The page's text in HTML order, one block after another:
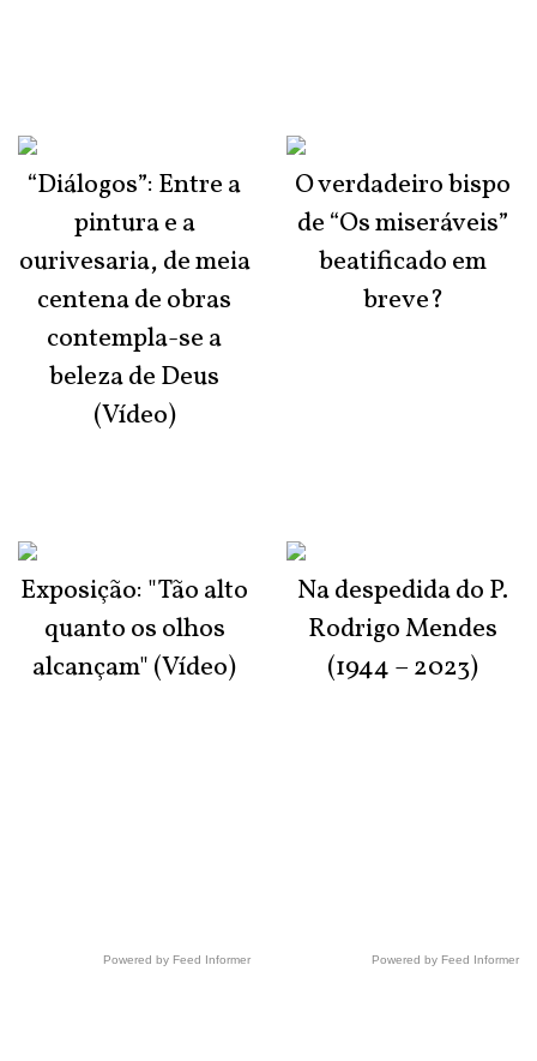
“Diálogos”: Entre a
pintura e a
ourivesaria, de meia
centena de obras
contempla-se a
beleza de Deus
(Vídeo)
Exposição: "Tão alto
quanto os olhos
alcançam" (Vídeo)
Powered by Feed Informer
O verdadeiro bispo
de “Os miseráveis”
beatificado em
breve?
Na despedida do P.
Rodrigo Mendes
(1944 – 2023)
Powered by Feed Informer